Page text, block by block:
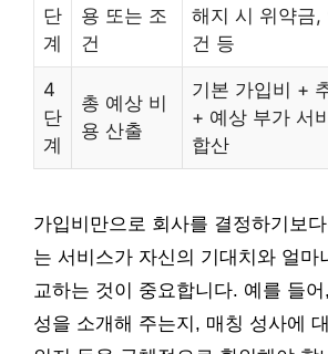
단
계
용 또는 조
건
해지 시 위약금,
건 등
4
단
계
총 예상 비
용 산출
기본 가입비 +
+ 예상 부가 서
합산
가입비만으로 회사를 결정하기보
는 서비스가 자신의 기대치와 얼마
교하는 것이 중요합니다. 예를 들
성을 소개해 주는지, 매칭 성사에